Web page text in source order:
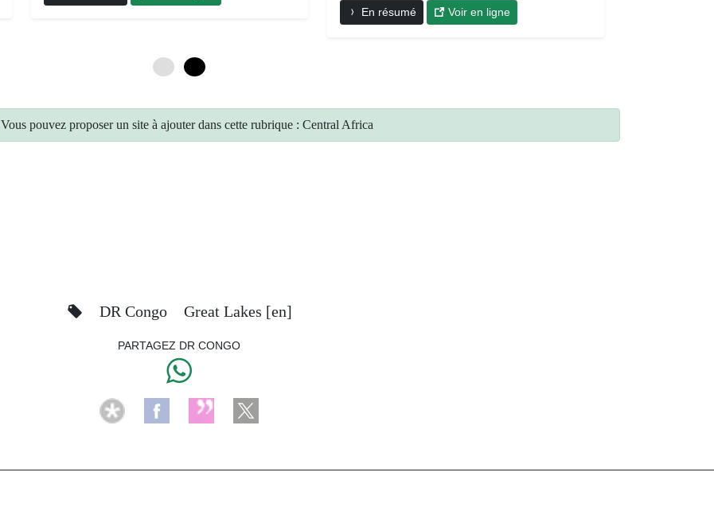
En résumé Voir en ligne
Vous pouvez proposer un site à ajouter dans cette rubrique : Central Africa
DR Congo Great Lakes [en]
PARTAGEZ DR CONGO